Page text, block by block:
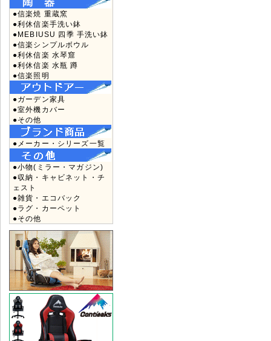
●信楽焼 重蔵窯
●利休信楽手洗い鉢
●MEBIUSU 四季 手洗い鉢
●信楽シンプルボウル
●利休信楽 水琴窟
●利休信楽 水瓶 蹲
●信楽照明
●ガーデン家具
●室外機カバー
●その他
●メーカー・シリーズ一覧
●小物(ミラー・マガジン)
●収納・キャビネット・チ
ェスト
●雑貨・エコバック
●ラグ・カーペット
●その他